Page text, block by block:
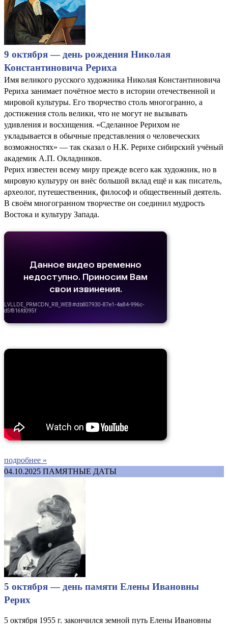
9 октября — день рождения Николая
Константиновича Рериха
Имя великого русского художника Николая Константиновича
Рериха занимает почётное место в истории отечественной и
мировой культуры. Его творчество столь многогранно, а
достижения столь велики, что не могут не вызывать
удивления и восхищения. «Сделанное Рерихом не
укладывается в обычные представления о человеческих
возможностях» — так сказал о Н.К. Рерихе сибирский учёный
академик А.П. Окладников.
Рерих известен всему миру прежде всего как художник, но в
мировую культуру он внёс большой вклад ещё и как писатель,
археолог, путешественник, философ и общественный деятель.
В своём многогранном творчестве он соединил мудрость
Востока и культуру Запада.
подробнее »
04.10.2025 ПАМЯТНЫЕ ДАТЫ
5 октября — день памяти Елены Ивановны
Рерих
5 октября 1955 г. закончился земной путь Елены Ивановны